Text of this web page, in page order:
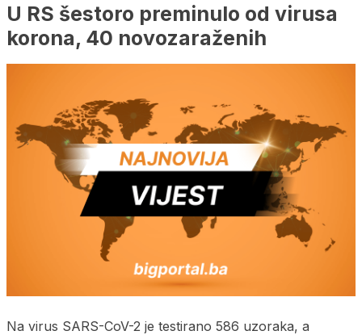
U RS šestoro preminulo od virusa
korona, 40 novozaraženih
Nа virus SARS-CoV-2 је tеstirаnо 586 uzоrаkа, а